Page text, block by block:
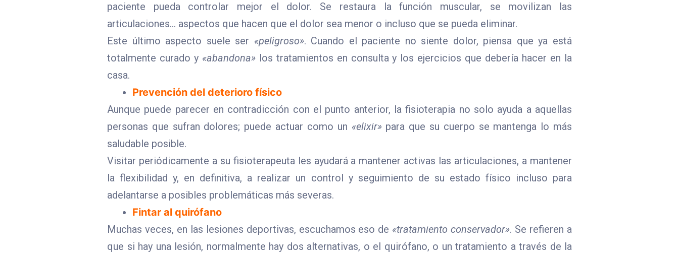
paciente pueda controlar mejor el dolor. Se restaura la función muscular, se movilizan las
articulaciones… aspectos que hacen que el dolor sea menor o incluso que se pueda eliminar.
Este último aspecto suele ser «peligroso». Cuando el paciente no siente dolor, piensa que ya está
totalmente curado y «abandona»los tratamientos en consulta y los ejercicios que debería hacer en la
casa.
Prevención del deterioro físico
Aunque puede parecer en contradicción con el punto anterior, la fisioterapia no solo ayuda a aquellas
personas que sufran dolores; puede actuar como un «elixir»para que su cuerpo se mantenga lo más
saludable posible.
Visitar periódicamente a su fisioterapeuta les ayudará a mantener activas las articulaciones, a mantener
la flexibilidad y, en definitiva, a realizar un control y seguimiento de su estado físico incluso para
adelantarse a posibles problemáticas más severas.
Fintar al quirófano
Muchas veces, en las lesiones deportivas, escuchamos eso de «tratamiento conservador». Se refieren a
que si hay una lesión, normalmente hay dos alternativas, o el quirófano, o un tratamiento a través de la